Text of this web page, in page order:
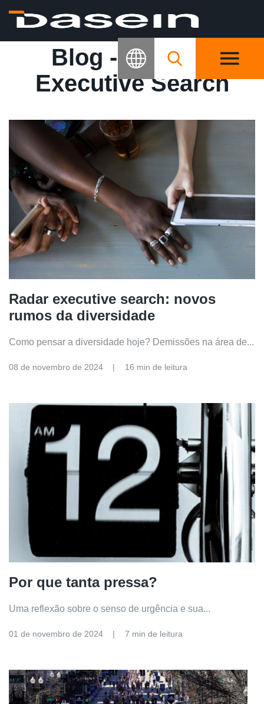
DNEWS
Blog - Dasein |
Executive Search
Radar executive search: novos
rumos da diversidade
Como pensar a diversidade hoje? Demissões na área de...
08 de novembro de 2024 16 min de leitura
Por que tanta pressa?
Uma reflexão sobre o senso de urgência e sua...
01 de novembro de 2024 7 min de leitura